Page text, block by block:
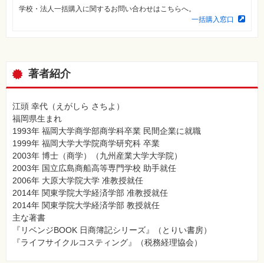
学校・法人一括購入に関するお問い合わせはこちらへ。
一括購入窓口
著者紹介
江頭 幸代（えがしら さちよ）
福岡県生まれ
1993年 福岡大学商学部商学科卒業 民間企業に就職
1999年 福岡大学大学院商学研究科 卒業
2003年 博士（商学）（九州産業大学大学院）
2003年 国立広島商船高等専門学校 助手就任
2006年 大原大学院大学 准教授就任
2014年 関東学院大学経済学部 准教授就任
2014年 関東学院大学経済学部 教授就任
主な著書
『リベンジBOOK 日商簿記シリーズ』（とりい書房）
『ライフサイクルコスティング』（税務経理協会）